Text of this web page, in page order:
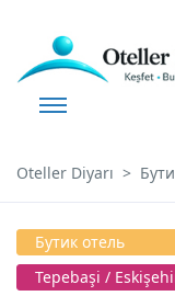
Oteller Diyarı
Бутик отель
Tepebaşi /